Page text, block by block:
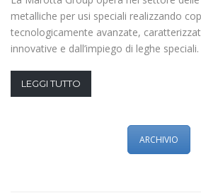
metalliche per usi speciali realizzando
tecnologicamente avanzate,
innovative e dall’impiego di leghe speciali.
LEGGI TUTTO
ARCHIVIO